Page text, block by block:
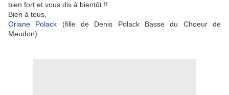
bien fort et vous dis à bientôt !!
Bien à tous,
Oriane Polack (fille de Denis Polack Basse du Choeur de
Meudon)